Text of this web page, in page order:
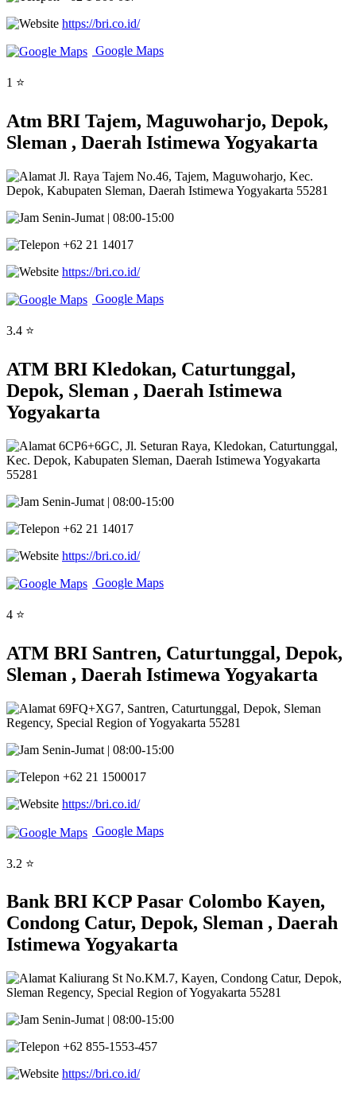
https://bri.co.id/
Google Maps
1 ⭐
Atm BRI Tajem, Maguwoharjo, Depok,
Sleman , Daerah Istimewa Yogyakarta
Jl. Raya Tajem No.46, Tajem, Maguwoharjo, Kec.
Depok, Kabupaten Sleman, Daerah Istimewa Yogyakarta 55281
Senin-Jumat | 08:00-15:00
+62 21 14017
https://bri.co.id/
Google Maps
3.4 ⭐
ATM BRI Kledokan, Caturtunggal,
Depok, Sleman , Daerah Istimewa
Yogyakarta
6CP6+6GC, Jl. Seturan Raya, Kledokan, Caturtunggal,
Kec. Depok, Kabupaten Sleman, Daerah Istimewa Yogyakarta
55281
Senin-Jumat | 08:00-15:00
+62 21 14017
https://bri.co.id/
Google Maps
4 ⭐
ATM BRI Santren, Caturtunggal, Depok,
Sleman , Daerah Istimewa Yogyakarta
69FQ+XG7, Santren, Caturtunggal, Depok, Sleman
Regency, Special Region of Yogyakarta 55281
Senin-Jumat | 08:00-15:00
+62 21 1500017
https://bri.co.id/
Google Maps
3.2 ⭐
Bank BRI KCP Pasar Colombo Kayen,
Condong Catur, Depok, Sleman , Daerah
Istimewa Yogyakarta
Kaliurang St No.KM.7, Kayen, Condong Catur, Depok,
Sleman Regency, Special Region of Yogyakarta 55281
Senin-Jumat | 08:00-15:00
+62 855-1553-457
https://bri.co.id/